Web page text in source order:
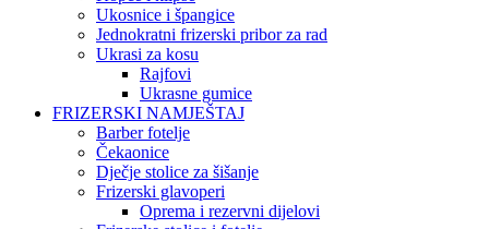
Ukosnice i špangice
Jednokratni frizerski pribor za rad
Ukrasi za kosu
Rajfovi
Ukrasne gumice
FRIZERSKI NAMJEŠTAJ
Barber fotelje
Čekaonice
Dječje stolice za šišanje
Frizerski glavoperi
Oprema i rezervni dijelovi